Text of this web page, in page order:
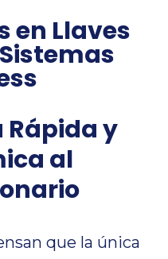
en Llaves
y
al
que la única